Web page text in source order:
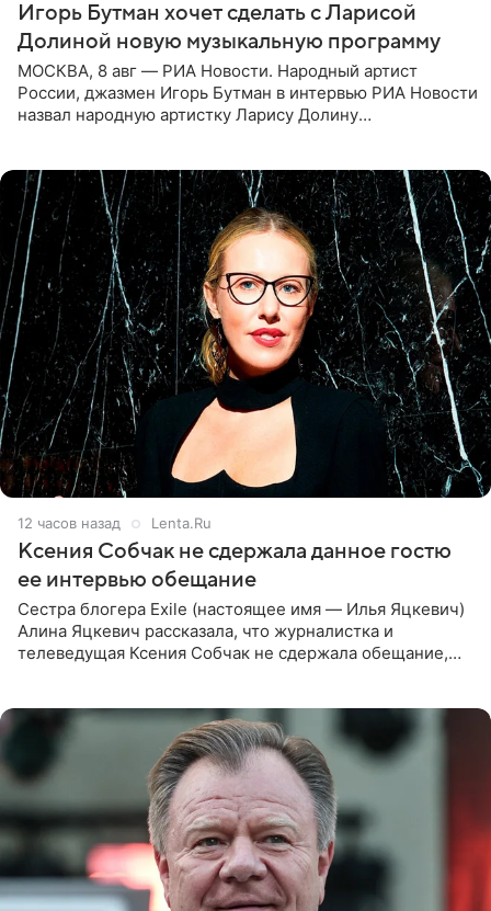
Игорь Бутман хочет сделать с Ларисой
Долиной новую музыкальную программу
МОСКВА, 8 авг — РИА Новости. Народный артист
России, джазмен Игорь Бутман в интервью РИА Новости
назвал народную артистку Ларису Долину
12 часов назад Lenta.Ru
Ксения Собчак не сдержала данное гостю
ее интервью обещание
Сестра блогера Exile (настоящее имя — Илья Яцкевич)
Алина Яцкевич рассказала, что журналистка и
телеведущая Ксения Собчак не сдержала обещание,